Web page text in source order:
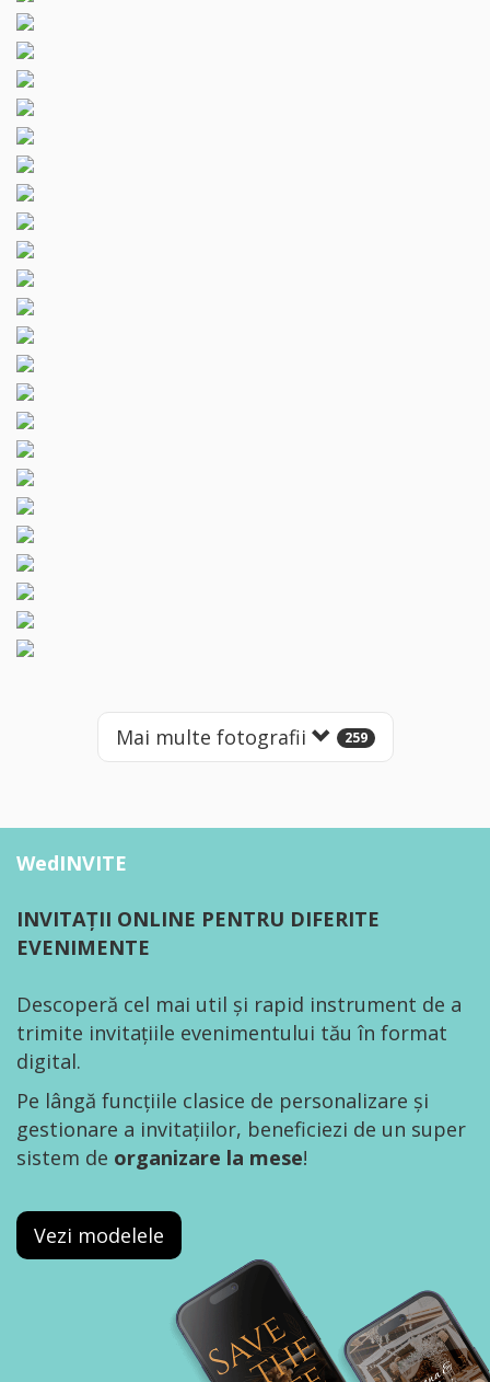
Mai multe fotografii 259
WedINVITE
INVITAȚII ONLINE PENTRU DIFERITE
EVENIMENTE
Descoperă cel mai util și rapid instrument de a
trimite invitațiile evenimentului tău în format
digital.
Pe lângă funcțiile clasice de personalizare și
gestionare a invitațiilor, beneficiezi de un super
sistem de organizare la mese!
Vezi modelele